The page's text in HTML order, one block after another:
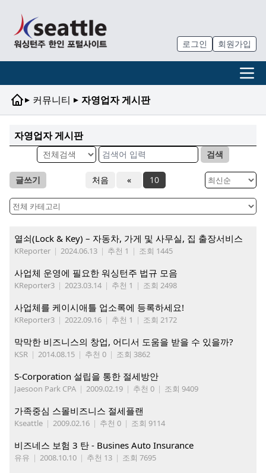
로그인 회원가입
▸ 커뮤니티 ▸ 자영업자 게시판
자영업자 게시판
검색
글쓰기 처음 « 10
열쇠(Lock & Key) – 자동차, 가게 및 사무실, 집 출장서비스
KReporter | 2024.06.13 | 추천 1 | 조회 1445
사업체 운영에 필요한 워싱턴주 법규 모음
KReporter3 | 2023.03.14 | 추천 1 | 조회 2498
사업체를 케이시애틀 업소록에 등록하세요!
KReporter3 | 2022.09.16 | 추천 1 | 조회 2172
막막한 비즈니스의 창업, 어디서 도움을 받을 수 있을까?
KSR | 2014.08.15 | 추천 0 | 조회 3862
S-Corporation 설립을 통한 절세방안
Jaesoon Park CPA | 2009.02.19 | 추천 0 | 조회 9409
가족중심 스몰비즈니스 절세플랜
Kseattle | 2009.02.16 | 추천 0 | 조회 9114
비즈네스 보험 3 탄 - Busines Auto Insurance
유유 | 2008.10.10 | 추천 13 | 조회 7695